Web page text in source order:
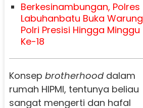
Berkesinambungan, Polres
Labuhanbatu Buka Warung
Polri Presisi Hingga Minggu
Ke-18
Konsep brotherhooddalam
rumah HIPMI, tentunya beliau
sangat mengerti dan hafal